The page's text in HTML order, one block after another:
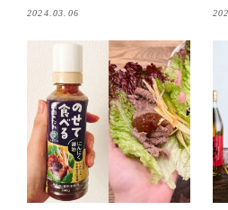
2024.03.06